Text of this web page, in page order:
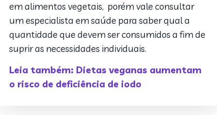
em alimentos vegetais, porém vale consultar
um especialista em saúde para saber qual a
quantidade que devem ser consumidos a fim de
suprir as necessidades individuais.
Leia também: Dietas veganas aumentam
o risco de deficiência de iodo